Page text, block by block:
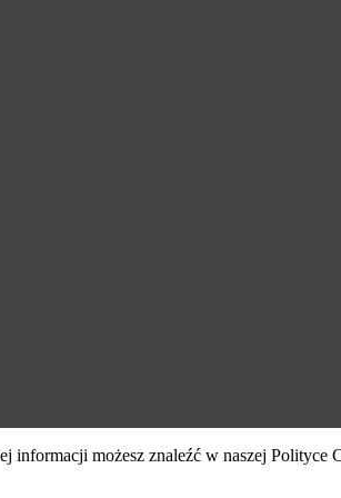
możesz znaleźć w naszej Polityce